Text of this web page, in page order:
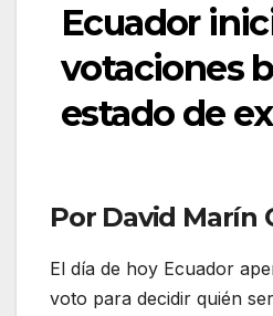
Ecuador
votaciones
estado de
Por David Marín
El día de hoy Ecuador
voto para decidir quién